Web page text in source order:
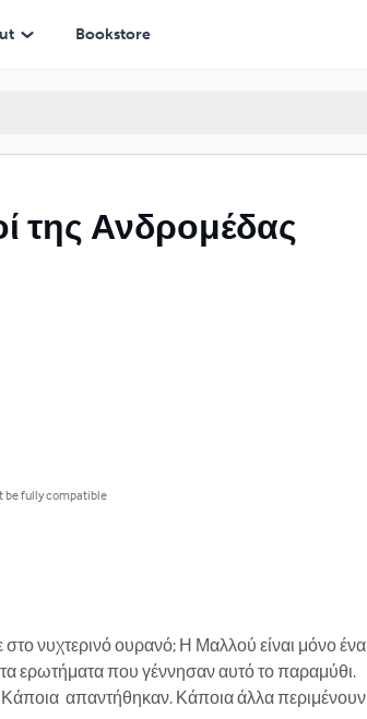
Bookstore
της Ανδρομέδας
be fully compatible
νυχτερινό ουρανό; Η Μαλλού είναι μόνο ένα
τα ερωτήματα που γέννησαν αυτό το παραμύθι.
Κάποια  απαντήθηκαν. Κάποια άλλα περιμένουν